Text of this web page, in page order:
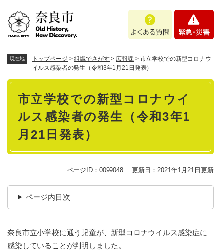
あ
問
・
現在地 トップページ > 組織でさがす > 広報課 > 市立学校での新型コロナウ
イルス感染者の発生（令和3年1月21日発表）
本
市立学校での新型コロナウイ
ルス感染者の発生（令和3年1
月21日発表）
ページID：0099048 更新日：2021年1月21日更新
ページ内目次
奈良市立小学校に通う児童が、新型コロナウイルス感染症に
感染していることが判明しました。